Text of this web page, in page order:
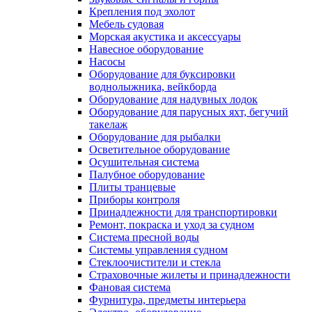
Крепления под эхолот
Мебель судовая
Морская акустика и аксессуары
Навесное оборудование
Насосы
Оборудование для буксировки
воднолыжника, вейкборда
Оборудование для надувных лодок
Оборудование для парусных яхт, бегучий
такелаж
Оборудование для рыбалки
Осветительное оборудование
Осушительная система
Палубное оборудование
Плиты транцевые
Приборы контроля
Принадлежности для транспортировки
Ремонт, покраска и уход за судном
Система пресной воды
Системы управления судном
Стеклоочистители и стекла
Страховочные жилеты и принадлежности
Фановая система
Фурнитура, предметы интерьера